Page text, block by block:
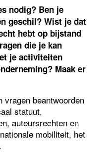
nodig? Ben je
geschil? Wist je dat
hebt op bijstand
die je kan
je activiteiten
Maak er
beantwoorden
statuut,
auteursrechten en
mobiliteit, het